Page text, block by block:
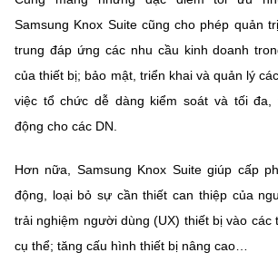
Samsung Knox Suite cũng cho phép quản
trung đáp ứng các nhu cầu kinh doanh
của thiết bị; bảo mật, triển khai và quản lý
việc tổ chức dễ dàng kiểm soát và tối đa,
động cho các DN.
Hơn nữa, Samsung Knox Suite giúp cấp
động, loại bỏ sự cần thiết can thiệp của
trải nghiệm người dùng (UX) thiết bị vào
cụ thể; tăng cấu hình thiết bị nâng cao…